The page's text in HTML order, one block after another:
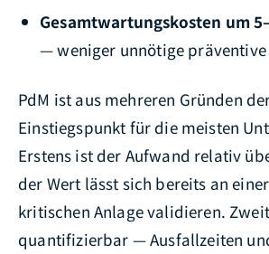
Gesamtwartungskosten um
— weniger unnötige präventive
PdM ist aus mehreren Gründen
Einstiegspunkt für die meisten
Erstens ist der Aufwand relativ
der Wert lässt sich bereits an
kritischen Anlage validieren.
quantifizierbar — Ausfallzeiten